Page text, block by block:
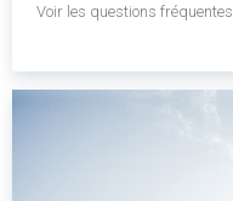
Voir les questions fréquentes.